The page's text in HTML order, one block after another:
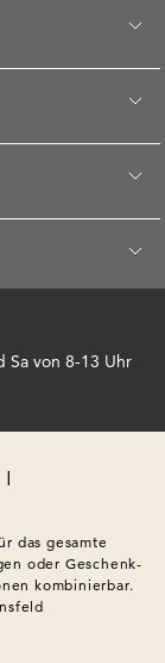
Sa von 8-13 Uhr
|
das gesamte
oder Geschenk-
kombinierbar.